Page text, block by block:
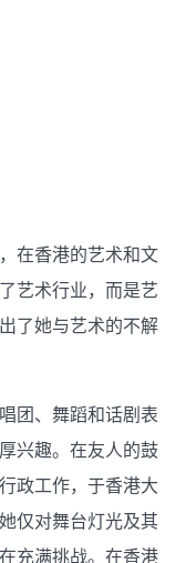
在香港的艺术和文
艺术行业，而是艺
了她与艺术的不解
团、舞蹈和话剧表
兴趣。在友人的鼓
政工作，于香港大
仅对舞台灯光及其
充满挑战。在香港